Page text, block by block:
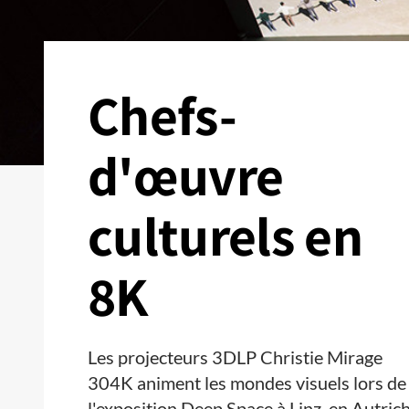
Chefs-
d'œuvre
culturels en
8K
Les projecteurs 3DLP Christie Mirage
304K animent les mondes visuels lors de